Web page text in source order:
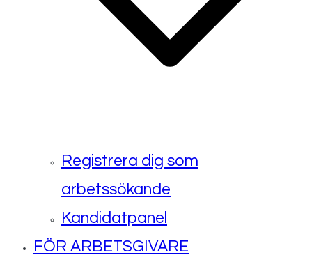
Registrera dig som
arbetssökande
Kandidatpanel
FÖR ARBETSGIVARE